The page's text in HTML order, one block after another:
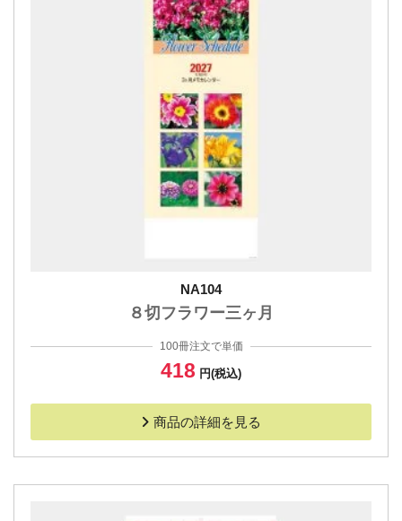
NA104
８切フラワー三ヶ月
100冊注文で単価
418 円(税込)
商品の詳細を見る